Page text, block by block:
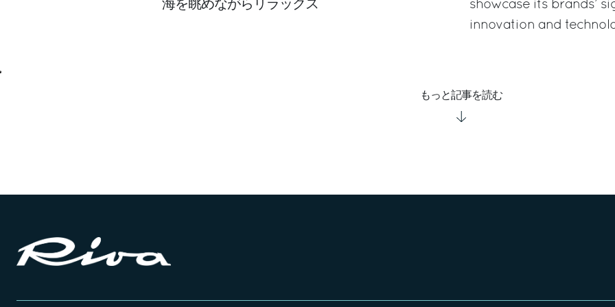
海を眺めながらリラックス
showcase its brands’
innovation and
もっと記事を読む